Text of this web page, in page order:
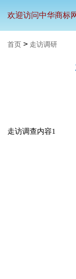
欢迎访问中华商标
首页 > 走访调研
走访调查内容1